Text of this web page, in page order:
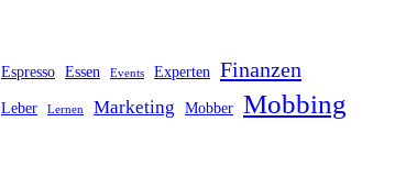
Espresso Essen Events Experten Finanzen
Leber Lernen Marketing Mobber Mobbing